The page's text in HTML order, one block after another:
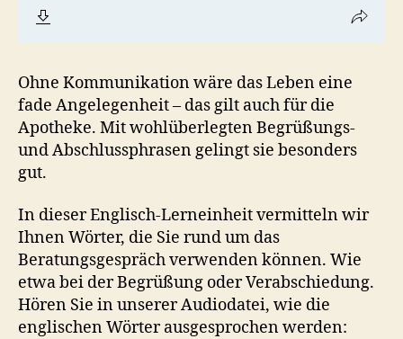
Ohne Kommunikation wäre das Leben eine
fade Angelegenheit – das gilt auch für die
Apotheke. Mit wohlüberlegten Begrüßungs-
und Abschlussphrasen gelingt sie besonders
gut.
In dieser Englisch-Lerneinheit vermitteln wir
Ihnen Wörter, die Sie rund um das
Beratungsgespräch verwenden können. Wie
etwa bei der Begrüßung oder Verabschiedung.
Hören Sie in unserer Audiodatei, wie die
englischen Wörter ausgesprochen werden: